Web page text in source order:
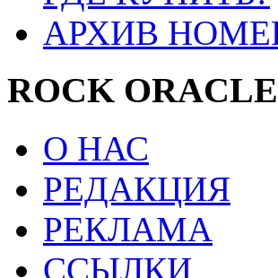
АРХИВ
ROCK
О НАС
РЕДАКЦИЯ
РЕКЛАМА
ССЫЛКИ